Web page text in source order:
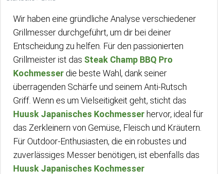
Wir haben eine gründliche Analyse verschiedener
Grillmesser durchgeführt, um dir bei deiner
Entscheidung zu helfen. Für den passionierten
Grillmeister ist das Steak Champ BBQ Pro
Kochmesser die beste Wahl, dank seiner
überragenden Schärfe und seinem Anti-Rutsch
Griff. Wenn es um Vielseitigkeit geht, sticht das
Huusk Japanisches Kochmesser hervor, ideal für
das Zerkleinern von Gemüse, Fleisch und Kräutern.
Für Outdoor-Enthusiasten, die ein robustes und
zuverlässiges Messer benötigen, ist ebenfalls das
Huusk Japanisches Kochmesser